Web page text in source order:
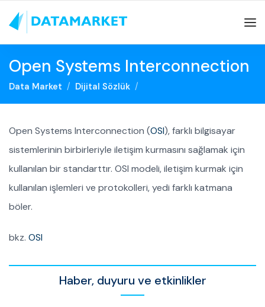
Open Systems Interconnection
Data Market Dijital Sözlük
Open Systems Interconnection (OSI), farklı bilgisayar
sistemlerinin birbirleriyle iletişim kurmasını sağlamak için
kullanılan bir standarttır. OSI modeli, iletişim kurmak için
kullanılan işlemleri ve protokolleri, yedi farklı katmana
böler.
bkz. OSI
Haber, duyuru ve etkinlikler